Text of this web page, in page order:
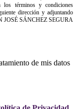
términos y condiciones
dirección y adjuntando
JOSÉ SÁNCHEZ SEGURA
de mis datos